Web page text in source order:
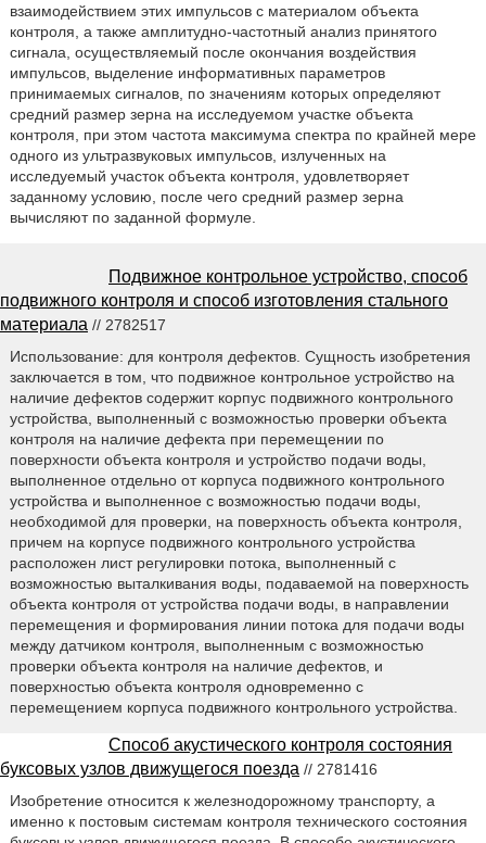
взаимодействием этих импульсов с материалом объекта
контроля, а также амплитудно-частотный анализ принятого
сигнала, осуществляемый после окончания воздействия
импульсов, выделение информативных параметров
принимаемых сигналов, по значениям которых определяют
средний размер зерна на исследуемом участке объекта
контроля, при этом частота максимума спектра по крайней мере
одного из ультразвуковых импульсов, излученных на
исследуемый участок объекта контроля, удовлетворяет
заданному условию, после чего средний размер зерна
вычисляют по заданной формуле.
Подвижное контрольное устройство, способ
подвижного контроля и способ изготовления стального
материала // 2782517
Использование: для контроля дефектов. Сущность изобретения
заключается в том, что подвижное контрольное устройство на
наличие дефектов содержит корпус подвижного контрольного
устройства, выполненный с возможностью проверки объекта
контроля на наличие дефекта при перемещении по
поверхности объекта контроля и устройство подачи воды,
выполненное отдельно от корпуса подвижного контрольного
устройства и выполненное с возможностью подачи воды,
необходимой для проверки, на поверхность объекта контроля,
причем на корпусе подвижного контрольного устройства
расположен лист регулировки потока, выполненный с
возможностью выталкивания воды, подаваемой на поверхность
объекта контроля от устройства подачи воды, в направлении
перемещения и формирования линии потока для подачи воды
между датчиком контроля, выполненным с возможностью
проверки объекта контроля на наличие дефектов, и
поверхностью объекта контроля одновременно с
перемещением корпуса подвижного контрольного устройства.
Способ акустического контроля состояния
буксовых узлов движущегося поезда // 2781416
Изобретение относится к железнодорожному транспорту, а
именно к постовым системам контроля технического состояния